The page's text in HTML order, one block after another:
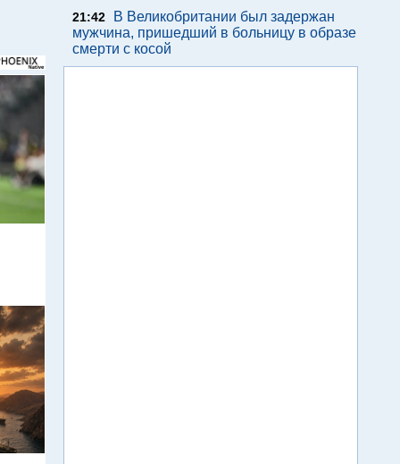
21:42
В Великобритании был задержан
мужчина, пришедший в больницу в образе
смерти с косой